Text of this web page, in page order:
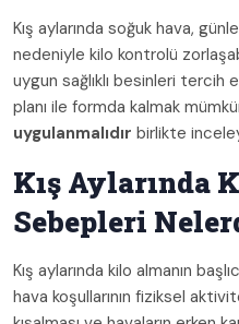
Kış aylarında soğuk hava,
nedeniyle kilo kontrolü
uygun sağlıklı besinleri
planı ile formda kalmak
uygulanmalıdır birlikte
Kış Aylarında
Sebepleri
Kış aylarında kilo almanın
hava koşullarının fiziksel